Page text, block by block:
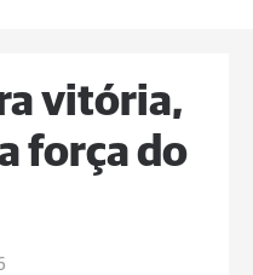
vitória,
força do